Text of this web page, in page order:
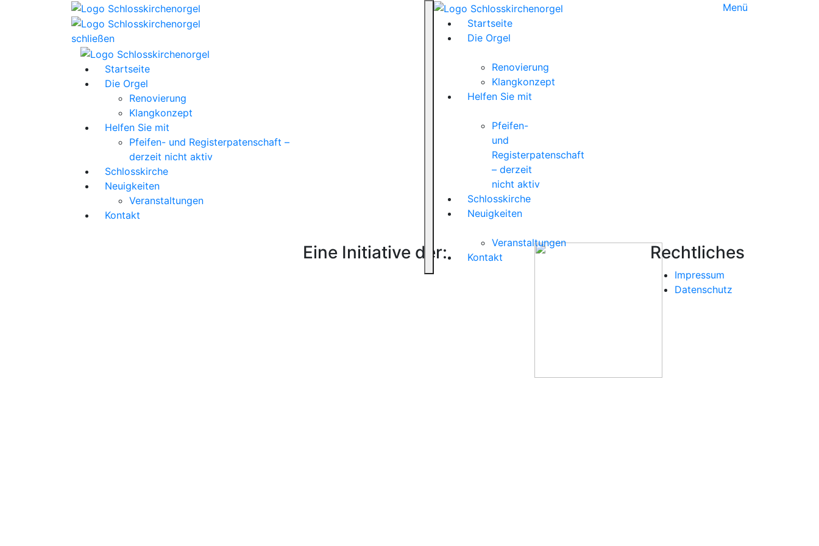
Menü
Startseite
Die Orgel
Renovierung
Klangkonzept
Helfen Sie mit
Pfeifen-
und
Registerpatenschaft
– derzeit
nicht aktiv
Schlosskirche
Neuigkeiten
Veranstaltungen
Kontakt
schließen
Startseite
Die Orgel
Renovierung
Klangkonzept
Helfen Sie mit
Pfeifen- und Registerpatenschaft –
derzeit nicht aktiv
Schlosskirche
Neuigkeiten
Veranstaltungen
Kontakt
Eine Initiative der: Rechtliches
Impressum
Datenschutz